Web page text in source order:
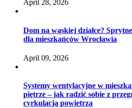
April 28, 2026
Dom na wąskiej działce?
dla mieszkańców Wrocławia
April 09, 2026
Systemy wentylacyjne w
piętrze – jak radzić sobie z
cyrkulacją powietrza